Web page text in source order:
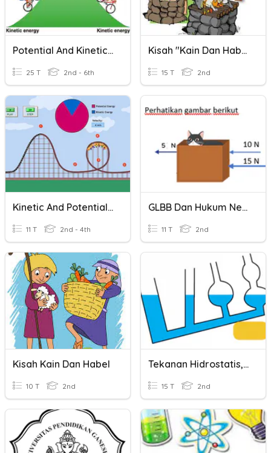
Potential And Kinetic Energy
25 T 2nd - 6th
Kisah "Kain Dan Habel"
15 T 2nd
Kinetic And Potential Energy
11 T 2nd - 4th
GLBB Dan Hukum Newton
11 T 2nd
Kisah Kain Dan Habel
10 T 2nd
Tekanan Hidrostatis, Hukum Pascal Dan Bejana Berhubungan
15 T 2nd